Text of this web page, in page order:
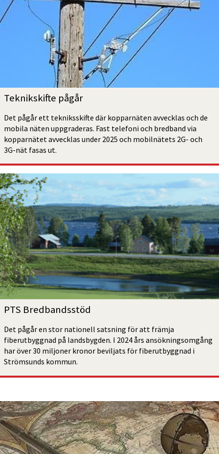
Teknikskifte pågår
Det pågår ett tekniksskifte där kopparnäten avvecklas och de
mobila näten uppgraderas. Fast telefoni och bredband via
kopparnätet avvecklas under 2025 och mobilnätets 2G- och
3G-nät fasas ut.
PTS Bredbandsstöd
Det pågår en stor nationell satsning för att främja
fiberutbyggnad på landsbygden. I 2024 års ansökningsomgång
har över 30 miljoner kronor beviljats för fiberutbyggnad i
Strömsunds kommun.